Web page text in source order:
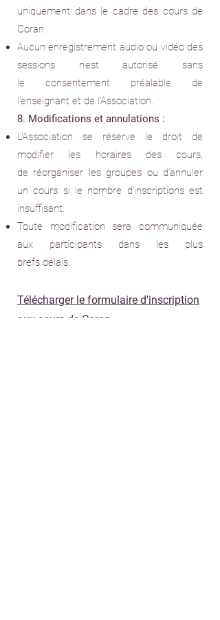
uniquement dans le cadre des cours de
Coran.
Aucun enregistrement audio ou vidéo des
sessions n'est autorisé sans
le consentement préalable de
l'enseignant et de l'Association.
8. Modifications et annulations :
L'Association se réserve le droit de
modifier les horaires des cours,
de réorganiser les groupes ou d’annuler
un cours si le nombre d’inscriptions est
insuffisant.
Toute modification sera communiquée
aux participants dans les plus
brefs délais.
Télécharger le formulaire d'inscription
aux cours de Coran